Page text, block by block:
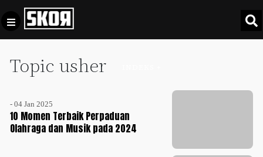
Topic usher
- 04 Jan 2025
10 Momen Terbaik Perpaduan
Olahraga dan Musik pada 2024
Football +
Culture
Privacy
Pedoman
Pemberitaan
Media